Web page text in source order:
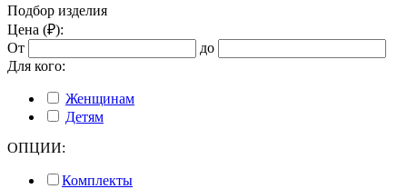
Подбор изделия
Цена (₽):
От
до
Для кого:
Женщинам
Детям
ОПЦИИ:
Комплекты